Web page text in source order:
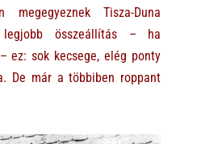
megegyeznek Tisza-Duna
összeállítás – ha
ez: sok kecsege, elég ponty
De már a többiben roppant